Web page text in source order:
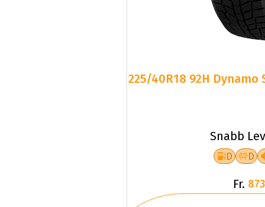
225/40R18 92H Dynamo
Snabb
D D
Fr.